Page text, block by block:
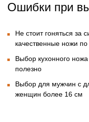
Ошибки при
Не стоит гоняться за
качественные ножи
Выбор кухонного ножа
полезно
Выбор для мужчин с
женщин более 16 см